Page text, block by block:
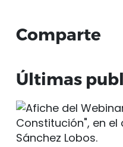
Comparte
Últimas